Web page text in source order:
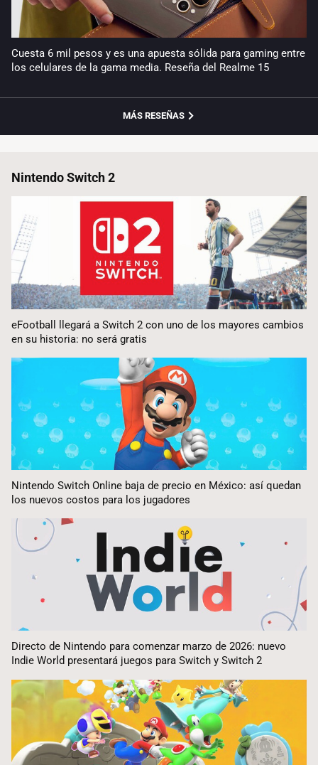
Cuesta 6 mil pesos y es una apuesta sólida para gaming entre
los celulares de la gama media. Reseña del Realme 15
MÁS RESEÑAS
Nintendo Switch 2
eFootball llegará a Switch 2 con uno de los mayores cambios
en su historia: no será gratis
Nintendo Switch Online baja de precio en México: así quedan
los nuevos costos para los jugadores
Directo de Nintendo para comenzar marzo de 2026: nuevo
Indie World presentará juegos para Switch y Switch 2